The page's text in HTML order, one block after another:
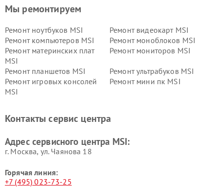
Мы ремонтируем
Ремонт ноутбуков MSI
Ремонт видеокарт MSI
Ремонт компьютеров MSI
Ремонт моноблоков MSI
Ремонт материнских плат
MSI
Ремонт мониторов MSI
Ремонт планшетов MSI
Ремонт ультрабуков MSI
Ремонт игровых консолей
MSI
Ремонт мини пк MSI
Контакты сервис центра
Адрес сервисного центра MSI:
г. Москва, ул. Чаянова 18
Горячая линия:
+7 (495) 023-73-25